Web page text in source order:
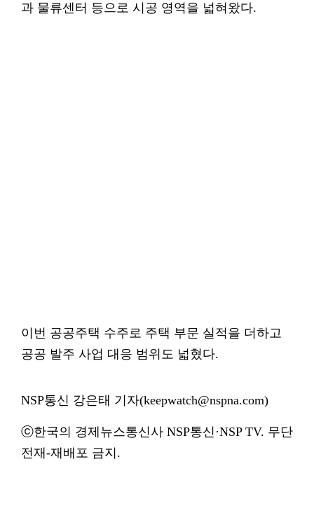
과 물류센터 등으로 시공 영역을 넓혀왔다.
이번 공공주택 수주로 주택 부문 실적을 더하고
공공 발주 사업 대응 범위도 넓혔다.
NSP통신 강은태 기자(keepwatch@nspna.com)
ⓒ한국의 경제뉴스통신사 NSP통신·NSP TV. 무단
전재-재배포 금지.